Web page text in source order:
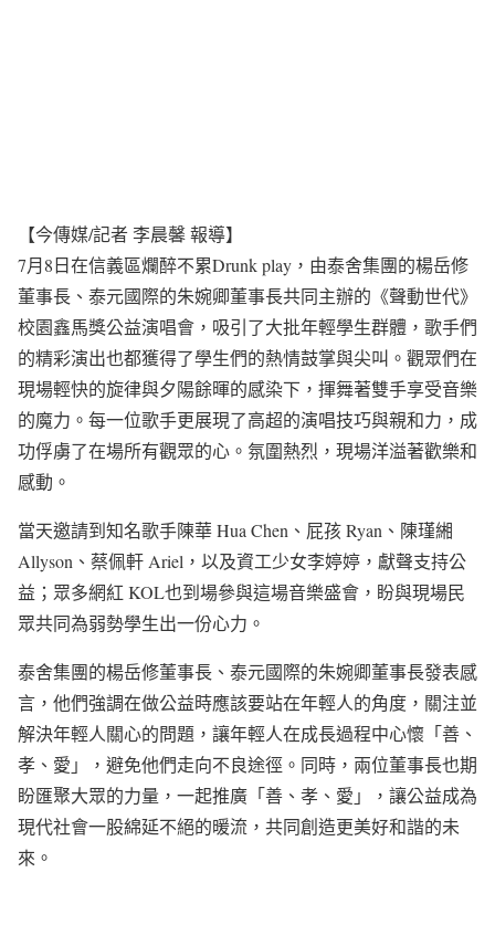
【今傳媒/記者 李晨馨 報導】
7月8日在信義區爛醉不累Drunk play，由泰舍集團的楊岳修
董事長、泰元國際的朱婉卿董事長共同主辦的《聲動世代》
校園鑫馬獎公益演唱會，吸引了大批年輕學生群體，歌手們
的精彩演出也都獲得了學生們的熱情鼓掌與尖叫。觀眾們在
現場輕快的旋律與夕陽餘暉的感染下，揮舞著雙手享受音樂
的魔力。每一位歌手更展現了高超的演唱技巧與親和力，成
功俘虜了在場所有觀眾的心。氛圍熱烈，現場洋溢著歡樂和
感動。
當天邀請到知名歌手陳華 Hua Chen、屁孩 Ryan、陳瑾緗
Allyson、蔡佩軒 Ariel，以及資工少女李婷婷，獻聲支持公
益；眾多網紅 KOL也到場參與這場音樂盛會，盼與現場民
眾共同為弱勢學生出一份心力。
泰舍集團的楊岳修董事長、泰元國際的朱婉卿董事長發表感
言，他們強調在做公益時應該要站在年輕人的角度，關注並
解決年輕人關心的問題，讓年輕人在成長過程中心懷「善、
孝、愛」，避免他們走向不良途徑。同時，兩位董事長也期
盼匯聚大眾的力量，一起推廣「善、孝、愛」，讓公益成為
現代社會一股綿延不絕的暖流，共同創造更美好和諧的未
來。